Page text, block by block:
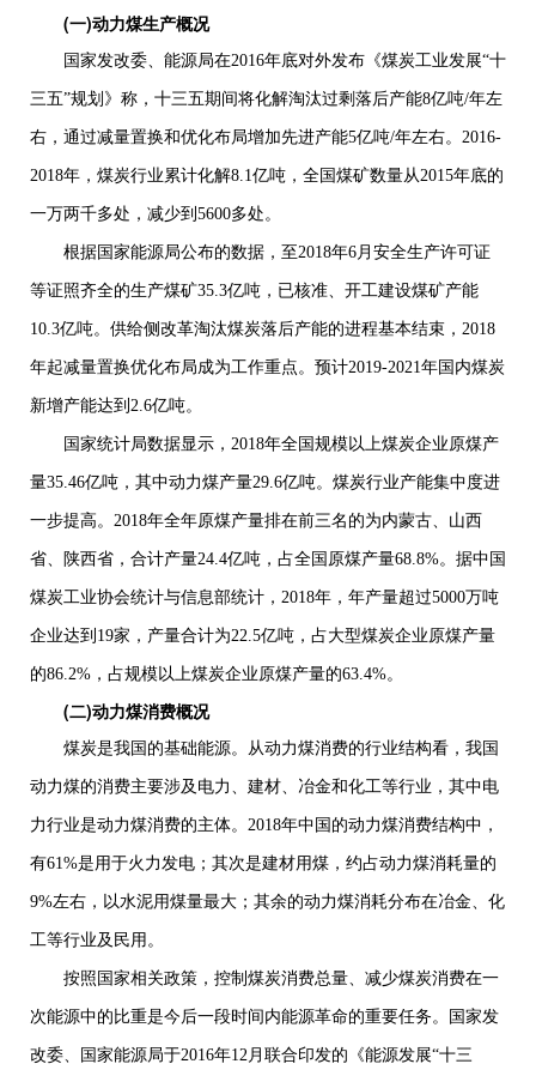
(一)动力煤生产概况
国家发改委、能源局在2016年底对外发布《煤炭工业发展“十
三五”规划》称，十三五期间将化解淘汰过剩落后产能8亿吨/年左
右，通过减量置换和优化布局增加先进产能5亿吨/年左右。 2016-
2018年，煤炭行业累计化解8.1 亿吨，全国煤矿数量从 2015年底的
一万两千多处，减少到 5600多处。
根据国家能源局公布的数据，至 2018年6 月安全生产许可证
等证照齐全的生产煤矿35.3亿吨，已核准、开工建设煤矿产能
10.3亿吨。供给侧改革淘汰煤炭落后产能的进程基本结束， 2018
年起减量置换优化布局成为工作重点。预计2019-2021 年国内煤炭
新增产能达到 2.6亿吨。
国家统计局数据显示， 2018年全国规模以上煤炭企业原煤产
量35.46亿吨，其中动力煤产量29.6亿吨。煤炭行业产能集中度进
一步提高。 2018年全年原煤产量排在前三名的为内蒙古、山西
省、陕西省，合计产量24.4亿吨，占全国原煤产量68.8%。据中国
煤炭工业协会统计与信息部统计， 2018年，年产量超过5000万吨
企业达到 19家，产量合计为22.5亿吨，占大型煤炭企业原煤产量
的86.2% ，占规模以上煤炭企业原煤产量的63.4%。
(二)动力煤消费概况
煤炭是我国的基础能源。从动力煤消费的行业结构看，我国
动力煤的消费主要涉及电力、建材、冶金和化工等行业，其中电
力行业是动力煤消费的主体。 2018年中国的动力煤消费结构中，
有61%是用于火力发电；其次是建材用煤，约占动力煤消耗量的
9%左右，以水泥用煤量最大；其余的动力煤消耗分布在冶金、化
工等行业及民用。
按照国家相关政策，控制煤炭消费总量、减少煤炭消费在一
次能源中的比重是今后一段时间内能源革命的重要任务。国家发
改委、国家能源局于2016年12 月联合印发的《能源发展“十三